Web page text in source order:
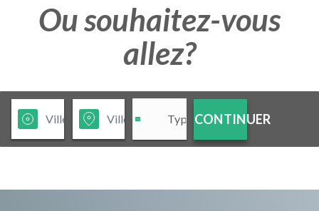
Ou souhaitez-vous
allez?
CONTINUER